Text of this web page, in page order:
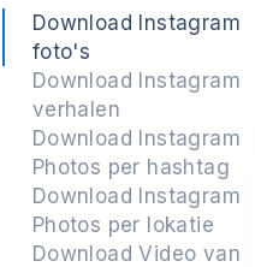
Download Instagram
foto's
Download Instagram
verhalen
Download Instagram
Photos per hashtag
Download Instagram
Photos per lokatie
Download Video van